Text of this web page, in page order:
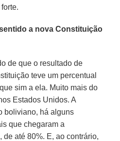
sentido a nova Constituição
de que o resultado de
teve um percentual
sim a ela. Muito mais do
Estados Unidos. A
boliviano, há alguns
que chegaram a
até 80%. E, ao contrário,